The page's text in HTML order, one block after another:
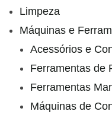
Limpeza
Máquinas e
Acessórios e
Ferramentas de
Ferramentas
Máquinas de